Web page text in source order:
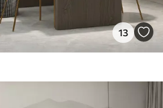
13